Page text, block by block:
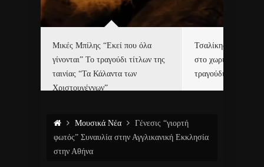
Μικές Μπίλης “Εκεί που όλα
γίνονται” Το τραγούδι τίτλων της
ταινίας “Τα Κάλαντα των
Χριστουγέννων”
Τσαλίκης,
στο χωριό του Άι
τραγούδι και video
Μουσικά Νέα
Γένεσις “γιορτή
φωτός” Συναυλία στην Αγγλικανική Εκκλησία
στην Αθήνα